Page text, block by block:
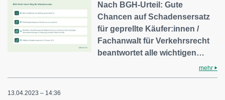
Nach BGH-Urteil: Gute
Chancen auf Schadensersatz
für geprellte Käufer:innen /
Fachanwalt für Verkehrsrecht
beantwortet alle wichtigen…
mehr
13.04.2023 – 14:36